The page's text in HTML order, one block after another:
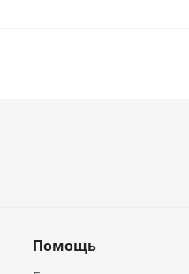
Помощь